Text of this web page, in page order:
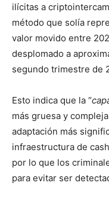
ilícitas a
método que solía
valor movido entre
desplomado a
segundo trimestre de
Esto indica que la “
más gruesa y
adaptación más
infraestructura de
por lo que los
para evitar ser